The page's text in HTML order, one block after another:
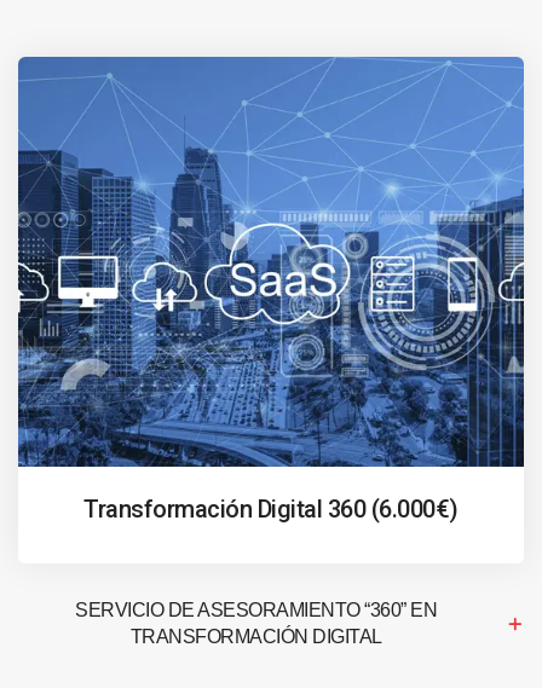
Transformación Digital 360 (6.000€)
SERVICIO DE ASESORAMIENTO “360” EN
TRANSFORMACIÓN DIGITAL